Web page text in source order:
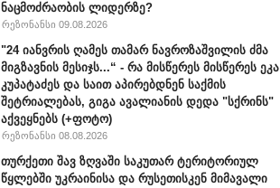
ნაცმოძრაობის ლიდერზე?
რეზონანსი 09.08.2026
"24 იანვრის ღამეს თამარ ნავროზაშვილის ძმა
მიგზავნის მესიჯს...“ - რა მისწერეს მისწერეს ეკა
კუპატაძეს და საით აპირებდნენ საქმის
შეტრიალებას, გიგა ავალიანის დედა "სქრინს"
აქვეყნებს (+ფოტო)
რეზონანსი 08.08.2026
თურქეთი შავ ზღვაში საკუთარ ტერიტორიულ
წყლებში უკრაინისა და რუსეთისკენ მიმავალი